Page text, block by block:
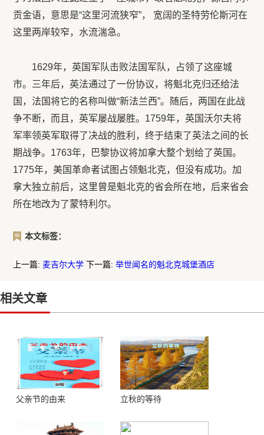
贡金语，意思是“这里河流狭窄”， 宽阔的圣特劳伦斯河在
这里两岸较窄，水流湍急。
1629年，英国军队击败法国军队，占领了这座城
市。三年后，英法通过了一份协议，将魁北克归还给法
国，法国将它的名称叫做“新法兰西”。随后，两国在此战
争不断，而且，英军屡战屡胜。1759年，英国沃尔夫将
军率领英军取得了决战的胜利，终于结束了英法之间的长
期战争。1763年，巴黎协议将加拿大整个划给了英国。
1775年，美国革命者试图占领魁北克，但没有成功。加
拿大独立前后，这里曾是魁北克的省会所在地，后来省会
所在地改为了蒙特利尔。
本文标签：
上一篇:麦吉尔大学 下一篇:举世闻名的魁北克城堡酒店
相关文章
父亲节的由来 立秋的等待